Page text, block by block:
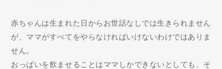
赤ちゃんは生まれた日からお世話なしでは生きられません
が、ママがすべてをやらなければいけないわけではありま
せん。
おっぱいを飲ませることはママしかできないとしても、そ